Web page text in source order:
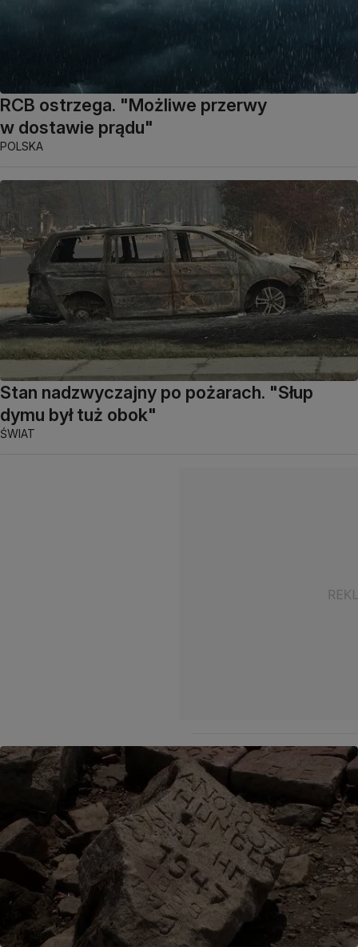
RCB ostrzega. "Możliwe przerwy
w dostawie prądu"
POLSKA
Stan nadzwyczajny po pożarach. "Słup
dymu był tuż obok"
ŚWIAT